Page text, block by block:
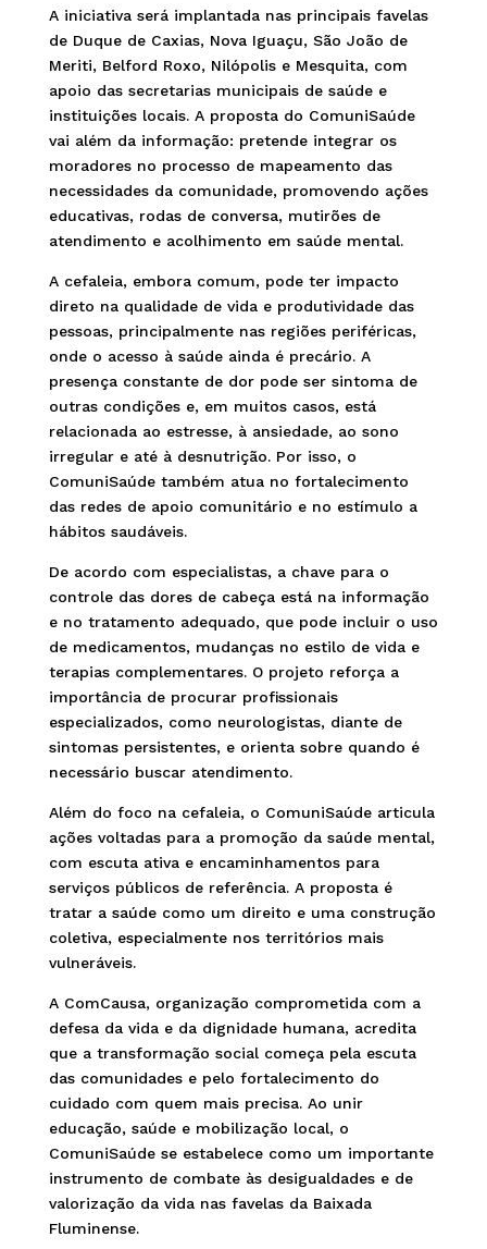
A iniciativa será implantada nas principais favelas
de Duque de Caxias, Nova Iguaçu, São João de
Meriti, Belford Roxo, Nilópolis e Mesquita, com
apoio das secretarias municipais de saúde e
instituições locais. A proposta do ComuniSaúde
vai além da informação: pretende integrar os
moradores no processo de mapeamento das
necessidades da comunidade, promovendo ações
educativas, rodas de conversa, mutirões de
atendimento e acolhimento em saúde mental.
A cefaleia, embora comum, pode ter impacto
direto na qualidade de vida e produtividade das
pessoas, principalmente nas regiões periféricas,
onde o acesso à saúde ainda é precário. A
presença constante de dor pode ser sintoma de
outras condições e, em muitos casos, está
relacionada ao estresse, à ansiedade, ao sono
irregular e até à desnutrição. Por isso, o
ComuniSaúde também atua no fortalecimento
das redes de apoio comunitário e no estímulo a
hábitos saudáveis.
De acordo com especialistas, a chave para o
controle das dores de cabeça está na informação
e no tratamento adequado, que pode incluir o uso
de medicamentos, mudanças no estilo de vida e
terapias complementares. O projeto reforça a
importância de procurar profissionais
especializados, como neurologistas, diante de
sintomas persistentes, e orienta sobre quando é
necessário buscar atendimento.
Além do foco na cefaleia, o ComuniSaúde articula
ações voltadas para a promoção da saúde mental,
com escuta ativa e encaminhamentos para
serviços públicos de referência. A proposta é
tratar a saúde como um direito e uma construção
coletiva, especialmente nos territórios mais
vulneráveis.
A ComCausa, organização comprometida com a
defesa da vida e da dignidade humana, acredita
que a transformação social começa pela escuta
das comunidades e pelo fortalecimento do
cuidado com quem mais precisa. Ao unir
educação, saúde e mobilização local, o
ComuniSaúde se estabelece como um importante
instrumento de combate às desigualdades e de
valorização da vida nas favelas da Baixada
Fluminense.